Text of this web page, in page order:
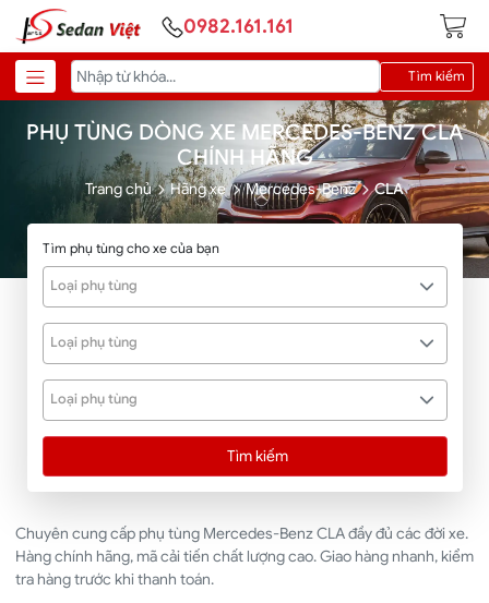
0982.161.161
Tìm kiếm
PHỤ TÙNG DÒNG XE MERCEDES-BENZ CLA
CHÍNH HÃNG
Trang chủ Hãng xe Mercedes-Benz CLA
Tìm phụ tùng cho xe của bạn
Loại phụ tùng
Loại phụ tùng
Loại phụ tùng
Tìm kiếm
Chuyên cung cấp phụ tùng Mercedes-Benz CLA đầy đủ các đời xe.
Hàng chính hãng, mã cải tiến chất lượng cao. Giao hàng nhanh, kiểm
tra hàng trước khi thanh toán.